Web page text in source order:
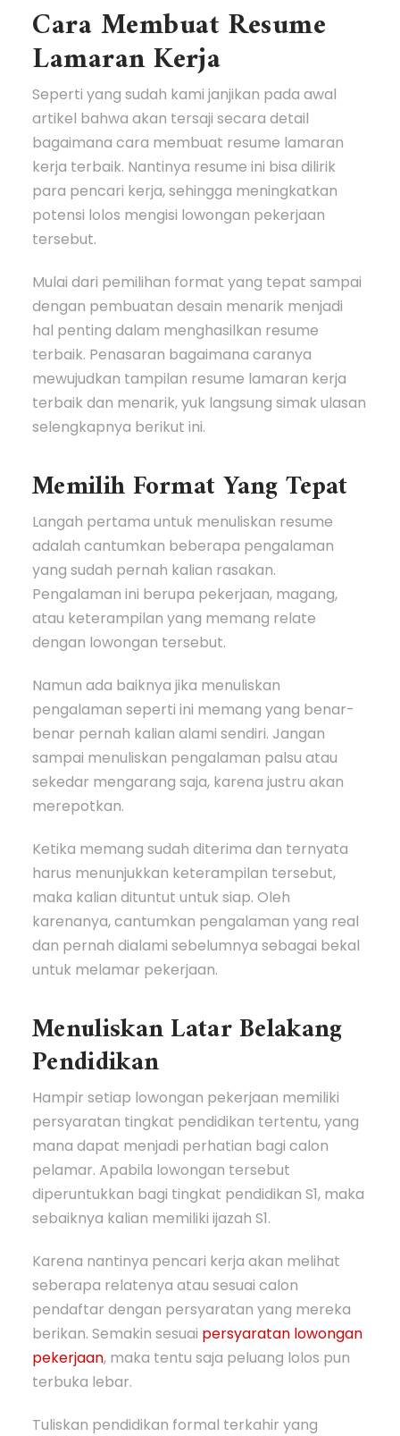
Cara Membuat Resume
Lamaran Kerja
Seperti yang sudah kami janjikan pada awal
artikel bahwa akan tersaji secara detail
bagaimana cara membuat resume lamaran
kerja terbaik. Nantinya resume ini bisa dilirik
para pencari kerja, sehingga meningkatkan
potensi lolos mengisi lowongan pekerjaan
tersebut.
Mulai dari pemilihan format yang tepat sampai
dengan pembuatan desain menarik menjadi
hal penting dalam menghasilkan resume
terbaik. Penasaran bagaimana caranya
mewujudkan tampilan resume lamaran kerja
terbaik dan menarik, yuk langsung simak ulasan
selengkapnya berikut ini.
Memilih Format Yang Tepat
Langah pertama untuk menuliskan resume
adalah cantumkan beberapa pengalaman
yang sudah pernah kalian rasakan.
Pengalaman ini berupa pekerjaan, magang,
atau keterampilan yang memang relate
dengan lowongan tersebut.
Namun ada baiknya jika menuliskan
pengalaman seperti ini memang yang benar-
benar pernah kalian alami sendiri. Jangan
sampai menuliskan pengalaman palsu atau
sekedar mengarang saja, karena justru akan
merepotkan.
Ketika memang sudah diterima dan ternyata
harus menunjukkan keterampilan tersebut,
maka kalian dituntut untuk siap. Oleh
karenanya, cantumkan pengalaman yang real
dan pernah dialami sebelumnya sebagai bekal
untuk melamar pekerjaan.
Menuliskan Latar Belakang
Pendidikan
Hampir setiap lowongan pekerjaan memiliki
persyaratan tingkat pendidikan tertentu, yang
mana dapat menjadi perhatian bagi calon
pelamar. Apabila lowongan tersebut
diperuntukkan bagi tingkat pendidikan S1, maka
sebaiknya kalian memiliki ijazah S1.
Karena nantinya pencari kerja akan melihat
seberapa relatenya atau sesuai calon
pendaftar dengan persyaratan yang mereka
berikan. Semakin sesuai persyaratan lowongan
pekerjaan, maka tentu saja peluang lolos pun
terbuka lebar.
Tuliskan pendidikan formal terkahir yang